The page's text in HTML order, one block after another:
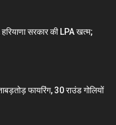
सरकार की LPA खत्म;
फायरिंग, 30 राउंड गोलियों